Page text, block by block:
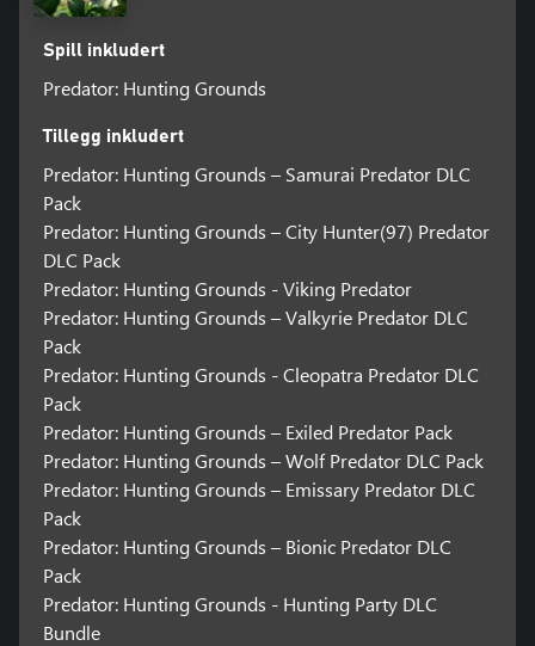
Spill inkludert
Predator: Hunting Grounds
Tillegg inkludert
Predator: Hunting Grounds – Samurai Predator DLC
Pack
Predator: Hunting Grounds – City Hunter(97) Predator
DLC Pack
Predator: Hunting Grounds - Viking Predator
Predator: Hunting Grounds – Valkyrie Predator DLC
Pack
Predator: Hunting Grounds - Cleopatra Predator DLC
Pack
Predator: Hunting Grounds – Exiled Predator Pack
Predator: Hunting Grounds – Wolf Predator DLC Pack
Predator: Hunting Grounds – Emissary Predator DLC
Pack
Predator: Hunting Grounds – Bionic Predator DLC
Pack
Predator: Hunting Grounds - Hunting Party DLC
Bundle